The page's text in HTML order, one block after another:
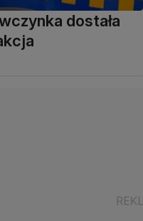
dostała